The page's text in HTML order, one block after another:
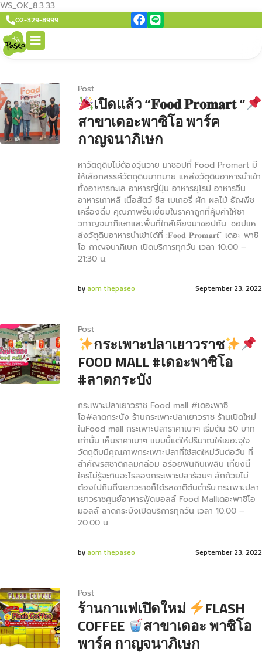
WS_OK_8.3.33
02-329-8999
Post
เปิดแล้ว “𝐅𝐨𝐨𝐝 𝐏𝐫𝐨𝐦𝐚𝐫𝐭 “
สาขาเดอะพาซิโอ พาร์ค
กาญจนาภิเษก
หาวัตถุดิบไม่ต้องวุ่นวาย มาชอปที่ Food Promart มี
ให้เลือกสรรค์วัตถุดิบมากมาย แหล่งวัตุดิบอาหารนำเข้า
ทั้งอาหารทะเล อาหารญี่ปุ่น อาหารยุโรป อาหารจีน
อาหารเกาหลี เนื้อสัตว์ ชีส เบเกอรี่ ผัก ผลไม้ ธัญพีช
เครื่องดื่ม คุณภาพชั้นเยี่ยมในราคาถูกที่คุ้มค่าให้ชา
วกาญจนาภิเษกและพื้นที่ใกล้เคียงมาชอปกัน. ชอปแห
ล่งวัตุดิบอาหารนำเข้าได้ที่ :𝐅𝐨𝐨𝐝 𝐏𝐫𝐨𝐦𝐚𝐫𝐭 ิ เดอะ พาซิ
โอ กาญจนาภิเษก เปิดบริการทุกวัน เวลา 10:00 –
21:30 น.
September 23, 2022
byaom thepaseo
Post
กระเพาะปลาเยาวราช
FOOD MALL #เดอะพาซิโอ
#ลาดกระบัง
กระเพาะปลาเยาวราช Food mall #เดอะพาซิ
โอ#ลาดกระบัง ร้านกระเพาะปลาเยาวราช ร้านเปิดใหม่
ในFood mall กระเพาะปลาราคาเบาๆ เริ่มต้น 50 บาท
เท่านั้น เห็นราคาเบาๆ แบบนี้แต่ให้ปริมาณให้เยอะจุใจ
วัตถุดิบมีคุณภาพกระเพาะปลาที่ใช้สดใหม่วันต่อวัน ที่
สำคัญรสชาติกลมกล่อม อร่อยฟินกินเพลิน เที่ยงนี้
ใครไม่รู้จะกินอะไรลองกระเพาะปลาร้อนๆ สักถ้วยไม่
ต้องไปกินถึงเยาวราชก็ได้รสชาติต้นตำรับ.กระเพาะปลา
เยาวราชศูนย์อาหารฟู้ดมอลล์ Food Mallเดอะพาซิโอ
มอลล์ ลาดกระบังเปิดบริการทุกวัน เวลา 10.00 –
20.00 น.
September 23, 2022
byaom thepaseo
Post
ร้านกาแฟเปิดใหม่
FLASH
COFFEE
สาขาเดอะ พาซิโอ
พาร์ค กาญจนาภิเษก